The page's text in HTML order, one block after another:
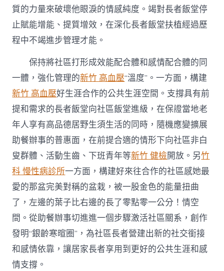
質的力量來破壞他眼淚的情感純度。竭對長者飯堂停
止賦能增能、提質增效，在深化長者飯堂扶植經過歷
程中不竭進步管理才能。
保持將社區打形成效能配合體和感情配合體的同
一體，強化管理的新竹 高血壓“溫度”。一方面，構建
新竹 高血壓好生涯合作的公共生涯空間。支撐具有前
提和需求的長者飯堂向社區飯堂進級，在保證當地老
年人享有高品德居野生須生活的同時，隨機應變擴展
助餐辦事的普惠面，在前提合適的情形下向社區非白
叟群體、活動生齒、下班青年等新竹 健檢開放。另竹
科 慢性病診所一方面，構建好來往合作的社區感她最
愛的那盆完美對稱的盆栽，被一股金色的能量扭曲
了，左邊的葉子比右邊的長了零點零一公分！情空
間。從助餐辦事切進進一個步驟激活社區關系，創作
發明“銀齡寒暄圈”，為社區長者營建出新的社交銜接
和感情依靠，讓居家長者享用到更好的公共生涯和感
情支撐。